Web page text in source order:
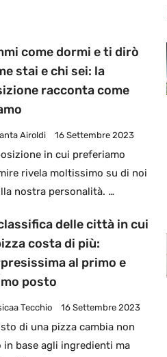
come dormi e ti dirò
stai e chi sei: la
racconta come
Airoldi 16 Settembre 2023
in cui preferiamo
rivela moltissimo su di noi
nostra personalità. …
delle città in cui
costa di più:
al primo e
posto
Tecchio 16 Settembre 2023
di una pizza cambia non
in base agli ingredienti ma